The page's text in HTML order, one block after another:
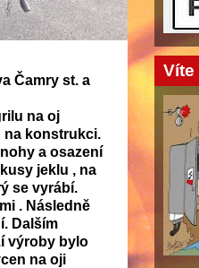
Čamry st. a
na oj
na konstrukci.
a osazení
jeklu , na
se vyrábí.
. Následně
Dalším
výroby bylo
na oji
Víte